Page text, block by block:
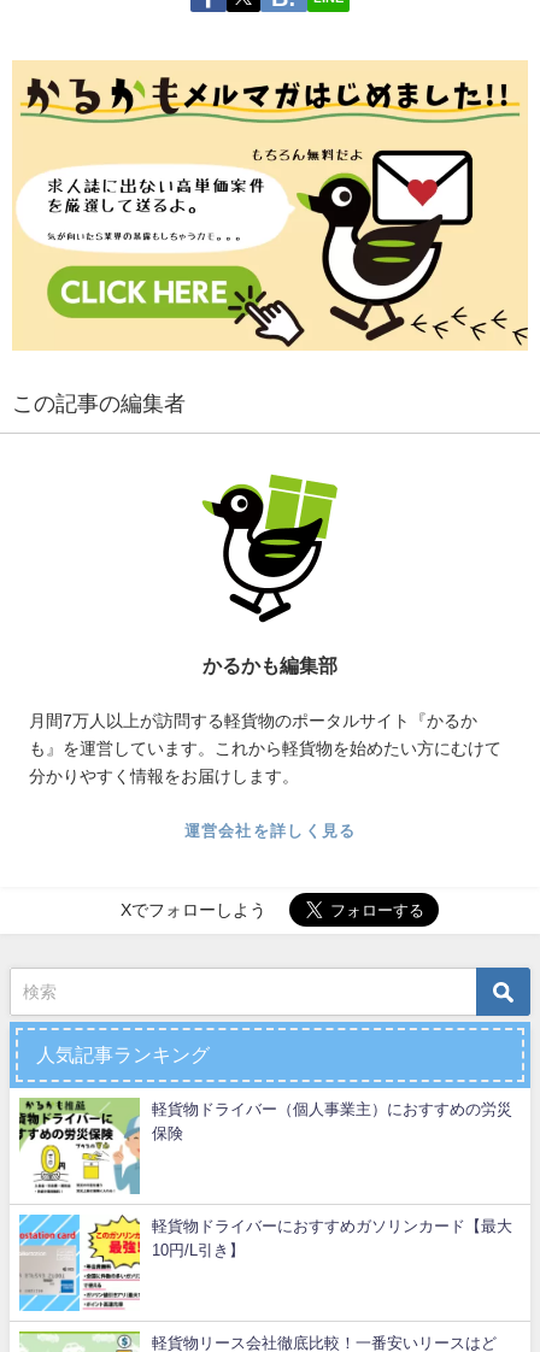
この記事の編集者
かるかも編集部
月間7万人以上が訪問する軽貨物のポータルサイト『かるか
も』を運営しています。これから軽貨物を始めたい方にむけて
分かりやすく情報をお届けします。
運営会社を詳しく見る
Xでフォローしよう
人気記事ランキング
軽貨物ドライバー（個人事業主）におすすめの労災
保険
軽貨物ドライバーにおすすめガソリンカード【最大
10円/L引き】
軽貨物リース会社徹底比較！一番安いリースはど